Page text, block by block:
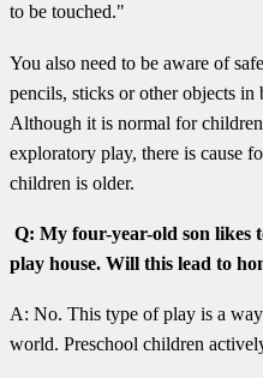
to be touched."
You also need to be aware of
pencils, sticks or other objects in
Although it is normal for
exploratory play, there is cause
children is older.
Q: My four-year-old son likes
play house. Will this lead to
A: No. This type of play is a
world. Preschool children